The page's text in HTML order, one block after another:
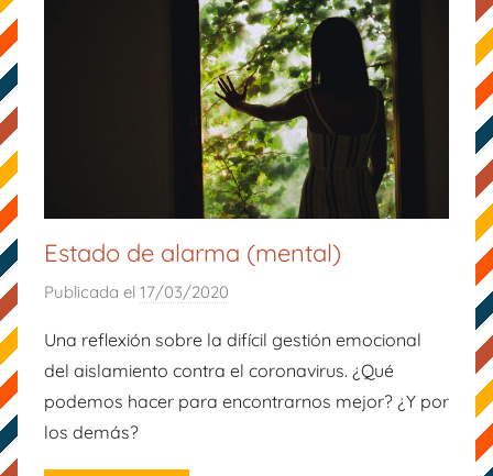
Estado de alarma (mental)
Publicada el 17/03/2020
r
M
a
Una reflexión sobre la difícil gestión emocional
del aislamiento contra el coronavirus. ¿Qué
podemos hacer para encontrarnos mejor? ¿Y por
los demás?